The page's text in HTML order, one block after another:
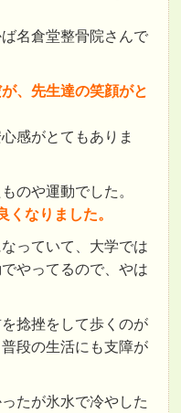
名倉堂整骨院さんで
、先生達の笑顔がと
感がとてもありま
のや運動でした。
くなりました。
っていて、大学では
やってるので、やは
捻挫をして歩くのが
段の生活にも支障が
たが氷水で冷やした